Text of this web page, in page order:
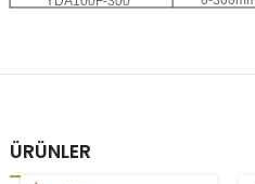
ÜRÜNLER